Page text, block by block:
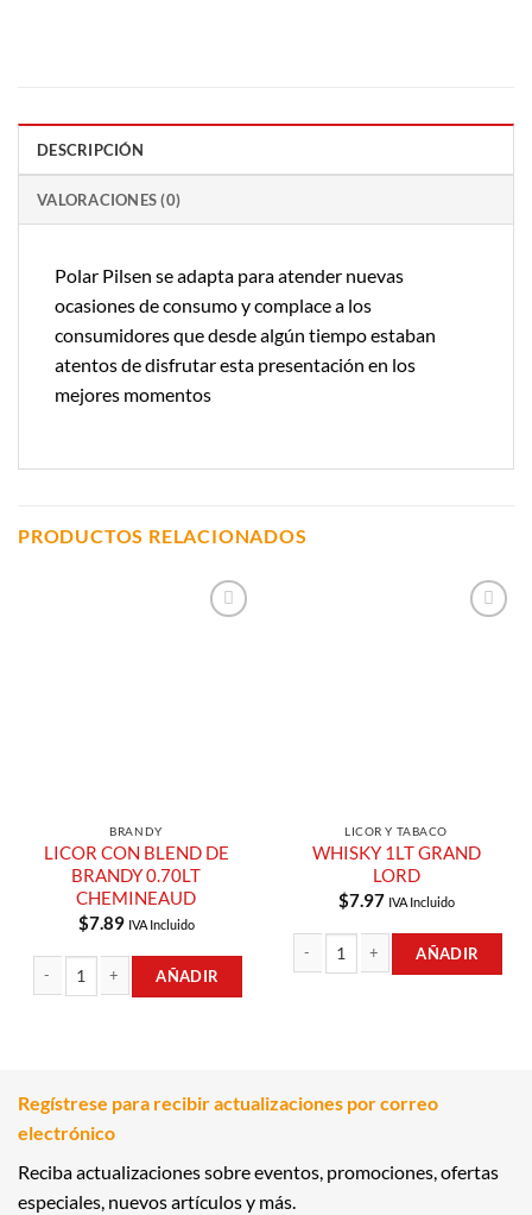
DESCRIPCIÓN
VALORACIONES (0)
Polar Pilsen se adapta para atender nuevas
ocasiones de consumo y complace a los
consumidores que desde algún tiempo estaban
atentos de disfrutar esta presentación en los
mejores momentos
PRODUCTOS RELACIONADOS
BRANDY
LICOR CON BLEND DE
BRANDY 0.70LT
CHEMINEAUD
$7.89 IVA Incluido
AÑADIR
LICOR Y TABACO
WHISKY 1LT GRAND
LORD
$7.97 IVA Incluido
AÑADIR
Regístrese para recibir actualizaciones por correo
electrónico
Reciba actualizaciones sobre eventos, promociones, ofertas
especiales, nuevos artículos y más.